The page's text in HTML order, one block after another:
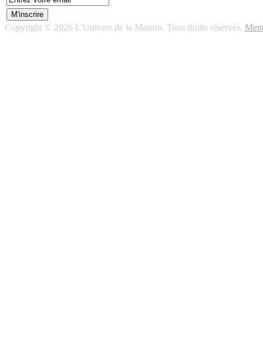
Copyright © 2026 L'Univers de la Maison. Tous droits réservés.